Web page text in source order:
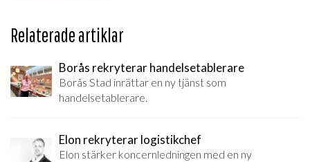
Relaterade artiklar
Borås rekryterar handelsetablerare
Borås Stad inrättar en ny tjänst som
handelsetablerare.
Elon rekryterar logistikchef
Elon stärker koncernledningen med en ny